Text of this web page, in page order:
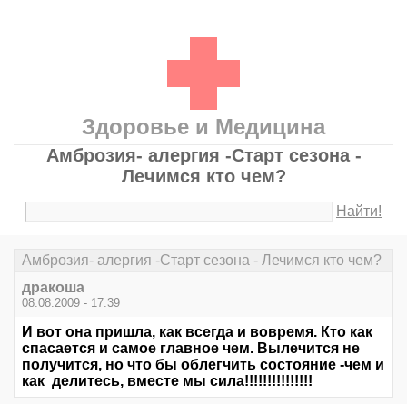
Здоровье и Медицина
Амброзия- алергия -Старт сезона -
Лечимся кто чем?
Найти!
Амброзия- алергия -Старт сезона - Лечимся кто чем?
дракоша
08.08.2009 - 17:39
И вот она пришла, как всегда и вовремя. Кто как
спасается и самое главное чем. Вылечится не
получится, но что бы облегчить состояние -чем и
как делитесь, вместе мы сила!!!!!!!!!!!!!!!